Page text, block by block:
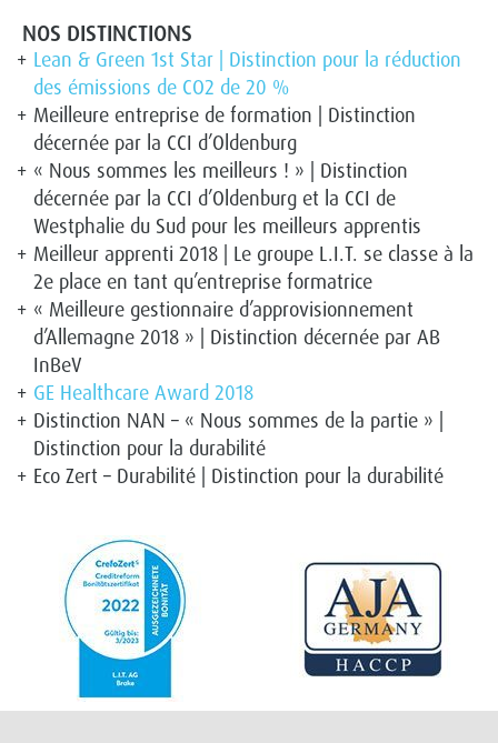
NOS DISTINCTIONS
Lean & Green 1st Star | Distinction pour la réduction
des émissions de CO2 de 20 %
Meilleure entreprise de formation | Distinction
décernée par la CCI d’Oldenburg
« Nous sommes les meilleurs ! » | Distinction
décernée par la CCI d’Oldenburg et la CCI de
Westphalie du Sud pour les meilleurs apprentis
Meilleur apprenti 2018 | Le groupe L.I.T. se classe à la
2e place en tant qu’entreprise formatrice
« Meilleure gestionnaire d’approvisionnement
d’Allemagne 2018 » | Distinction décernée par AB
InBeV
GE Healthcare Award 2018
Distinction NAN – « Nous sommes de la partie » |
Distinction pour la durabilité
Eco Zert – Durabilité | Distinction pour la durabilité